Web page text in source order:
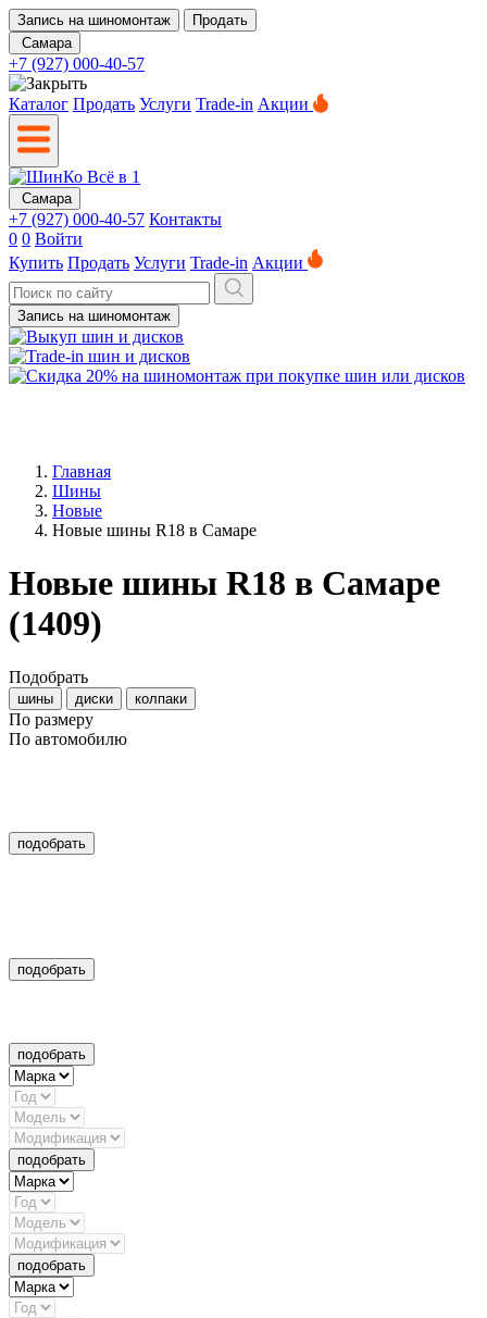
Запись на шиномонтаж
Продать
Самара
+7 (927) 000-40-57
Каталог Продать Услуги Trade-in Акции
Самара
+7 (927) 000-40-57 Контакты
0 0 Войти
Купить Продать Услуги Trade-in Акции
Запись на шиномонтаж
Главная
Шины
Новые
Новые шины R18 в Самаре
Новые шины R18 в Самаре
(1409)
Подобрать
шины диски колпаки
По размеру
По автомобилю
подобрать
подобрать
подобрать
подобрать
подобрать